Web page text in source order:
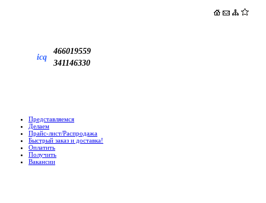
icq
466019559
341146330
Представляемся
Делаем
Прайс-лист/Распродажа
Быстрый заказ и доставка!
Оплатить
Получить
Вакансии